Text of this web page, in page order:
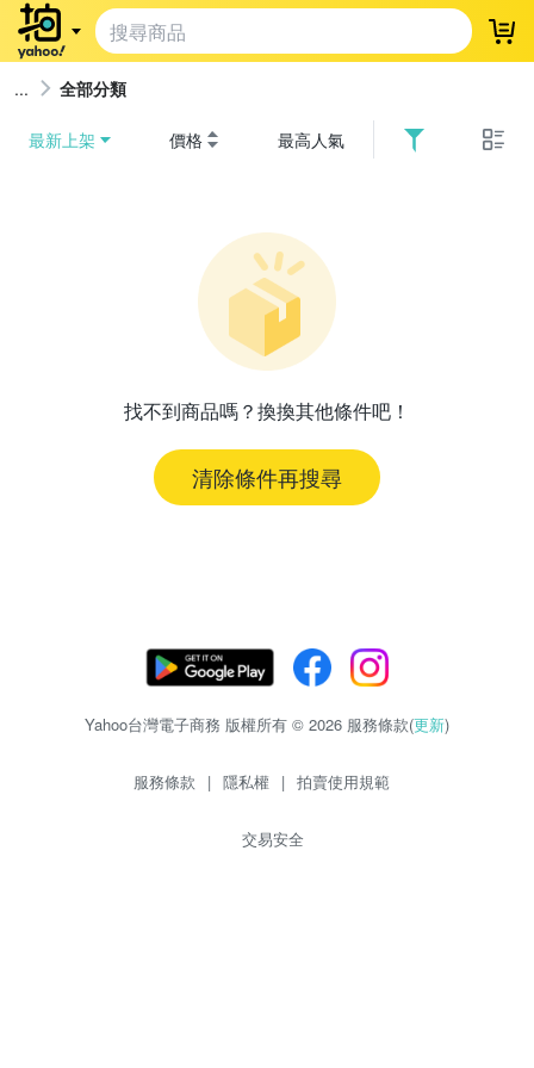
登
全部分類
最新上架 價格 最高人氣
找不到商品嗎？換換其他條件吧！
清除條件再搜尋
Yahoo台灣電子商務 版權所有 © 2026 服務條款(更新)
服務條款 | 隱私權 | 拍賣使用規範
交易安全